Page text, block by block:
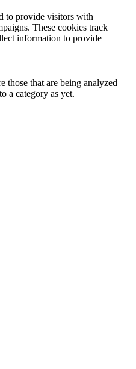
to provide visitors with
These cookies track
information to provide
those that are being analyzed
a category as yet.